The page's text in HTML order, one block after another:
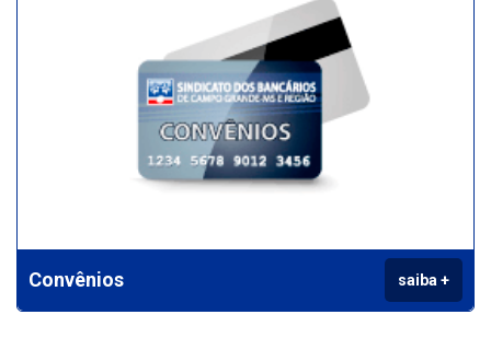
Convênios saiba +